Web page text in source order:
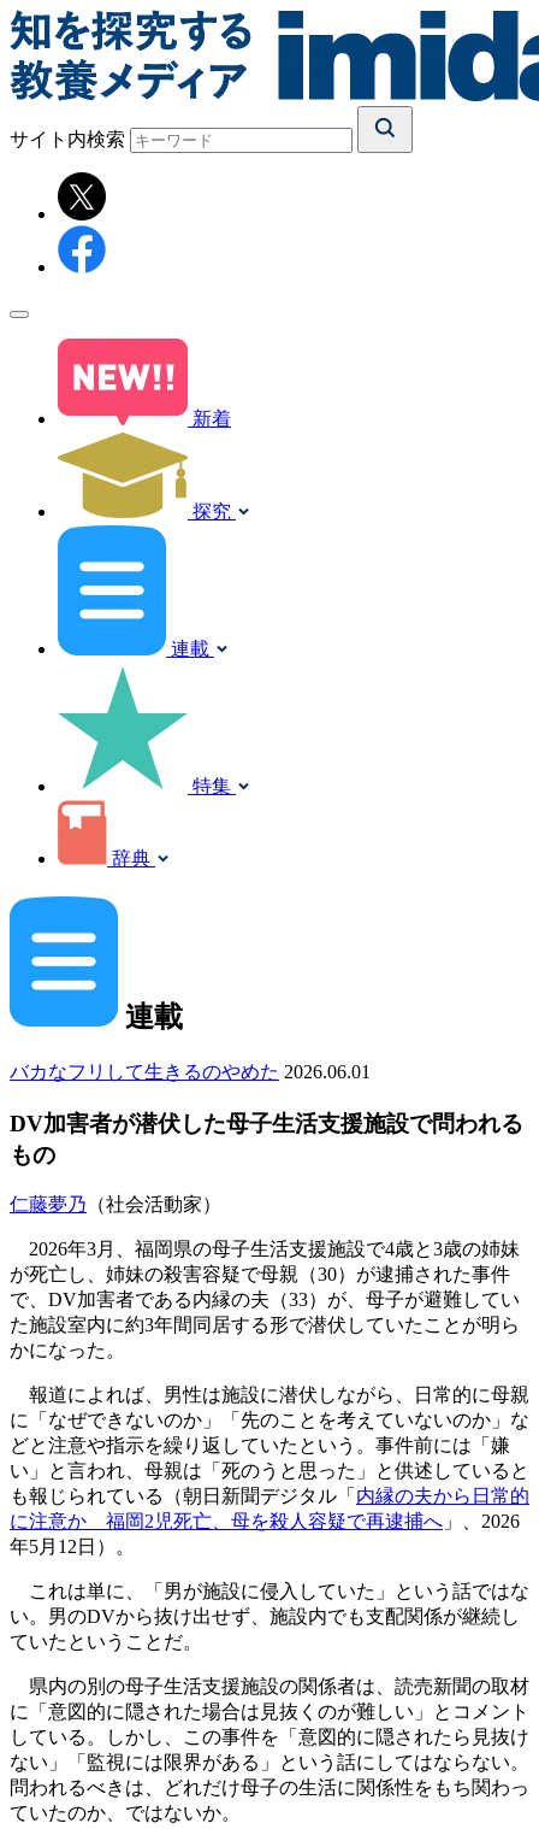
サイト内検索
新着
探究
連載
特集
辞典
連載
バカなフリして生きるのやめた 2026.06.01
DV加害者が潜伏した母子生活支援施設で問われる
もの
仁藤夢乃 （社会活動家）
2026年3月、福岡県の母子生活支援施設で4歳と3歳の姉妹
が死亡し、姉妹の殺害容疑で母親（30）が逮捕された事件
で、DV加害者である内縁の夫（33）が、母子が避難してい
た施設室内に約3年間同居する形で潜伏していたことが明ら
かになった。
報道によれば、男性は施設に潜伏しながら、日常的に母親
に「なぜできないのか」「先のことを考えていないのか」な
どと注意や指示を繰り返していたという。事件前には「嫌
い」と言われ、母親は「死のうと思った」と供述していると
も報じられている（朝日新聞デジタル「 内縁の夫から日常的
に注意か 福岡2児死亡、母を殺人容疑で再逮捕へ 」、2026
年5月12日）。
これは単に、「男が施設に侵入していた」という話ではな
い。男のDVから抜け出せず、施設内でも支配関係が継続し
ていたということだ。
県内の別の母子生活支援施設の関係者は、読売新聞の取材
に「意図的に隠された場合は見抜くのが難しい」とコメント
している。しかし、この事件を「意図的に隠されたら見抜け
ない」「監視には限界がある」という話にしてはならない。
問われるべきは、どれだけ母子の生活に関係性をもち関わっ
ていたのか、ではないか。